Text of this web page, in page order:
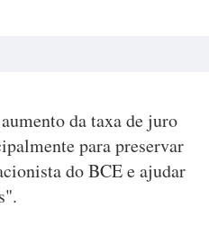
da taxa de juro
para preservar
do BCE e ajudar